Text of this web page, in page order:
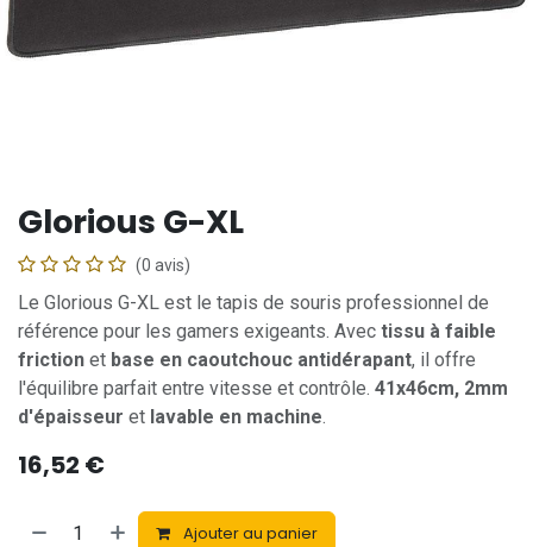
Glorious G-XL
(0 avis)
Le Glorious G-XL est le tapis de souris professionnel de
référence pour les gamers exigeants. Avec tissu à faible
friction et base en caoutchouc antidérapant, il offre
l'équilibre parfait entre vitesse et contrôle. 41x46cm, 2mm
d'épaisseur et lavable en machine.
16,52 €
Ajouter au panier